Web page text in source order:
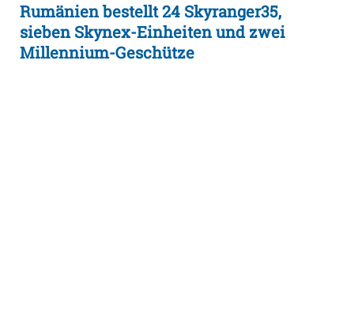
Rumänien bestellt 24 Skyranger35,
sieben Skynex-Einheiten und zwei
Millennium-Geschütze